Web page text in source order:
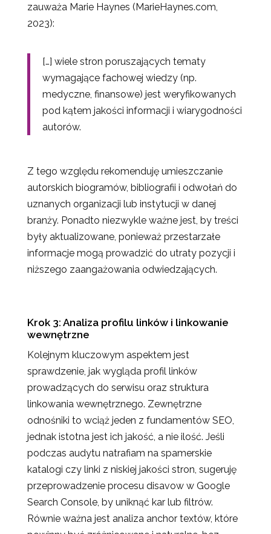
zauważa Marie Haynes (MarieHaynes.com,
2023):
[…] wiele stron poruszających tematy
wymagające fachowej wiedzy (np.
medyczne, finansowe) jest weryfikowanych
pod kątem jakości informacji i wiarygodności
autorów.
Z tego względu rekomenduję umieszczanie
autorskich biogramów, bibliografii i odwołań do
uznanych organizacji lub instytucji w danej
branży. Ponadto niezwykle ważne jest, by treści
były aktualizowane, ponieważ przestarzałe
informacje mogą prowadzić do utraty pozycji i
niższego zaangażowania odwiedzających.
Krok 3: Analiza profilu linków i linkowanie
wewnętrzne
Kolejnym kluczowym aspektem jest
sprawdzenie, jak wygląda profil linków
prowadzących do serwisu oraz struktura
linkowania wewnętrznego. Zewnętrzne
odnośniki to wciąż jeden z fundamentów SEO,
jednak istotna jest ich jakość, a nie ilość. Jeśli
podczas audytu natrafiam na spamerskie
katalogi czy linki z niskiej jakości stron, sugeruję
przeprowadzenie procesu disavow w Google
Search Console, by uniknąć kar lub filtrów.
Równie ważna jest analiza anchor textów, które